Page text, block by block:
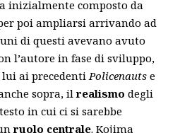
inizialmente composto da
poi ampliarsi arrivando ad
di questi avevano avuto
l’autore in fase di sviluppo,
lui ai precedentiPolicenauts e
sopra, ilrealismo degli
in cui ci si sarebbe
ruolo centrale. Kojima